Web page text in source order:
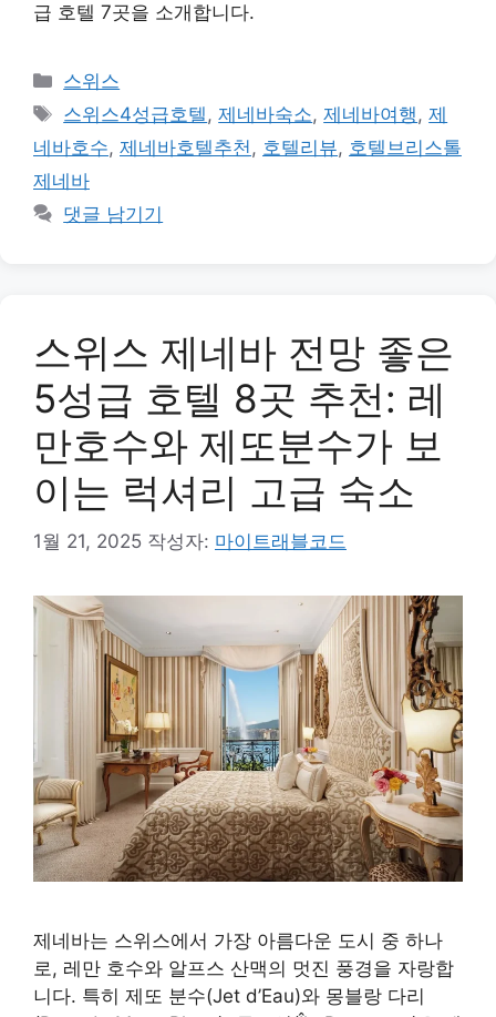
급 호텔 7곳을 소개합니다.
카
테
리
스위스
태
그
스위스4성급호텔,제네바숙소,제네바여행,제
네바호수, 제네바호텔추천, 호텔리뷰, 호텔브리스톨
제네바
댓글 남기기
스위스 제네바 전망 좋은
5성급 호텔 8곳 추천: 레
만호수와 제또분수가 보
이는 럭셔리 고급 숙소
1월 21, 2025 작성자: 마이트래블코드
제네바는 스위스에서 가장 아름다운 도시 중 하나
로, 레만 호수와 알프스 산맥의 멋진 풍경을 자랑합
니다. 특히 제또 분수(Jet d’Eau)와 몽블랑 다리